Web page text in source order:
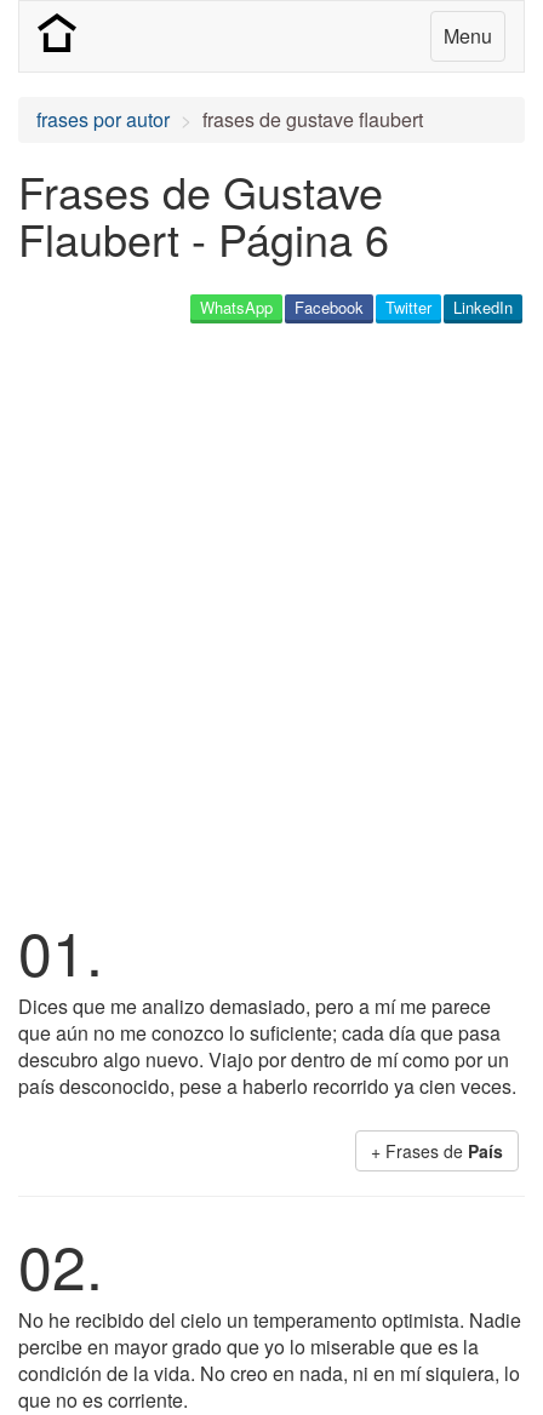
Menu
frases por autor frases de gustave flaubert
Frases de Gustave
Flaubert - Página 6
LinkedIn
Twitter
Facebook
WhatsApp
01.
Dices que me analizo demasiado, pero a mí me parece
que aún no me conozco lo suficiente; cada día que pasa
descubro algo nuevo. Viajo por dentro de mí como por un
país desconocido, pese a haberlo recorrido ya cien veces.
+ Frases de País
02.
No he recibido del cielo un temperamento optimista. Nadie
percibe en mayor grado que yo lo miserable que es la
condición de la vida. No creo en nada, ni en mí siquiera, lo
que no es corriente.